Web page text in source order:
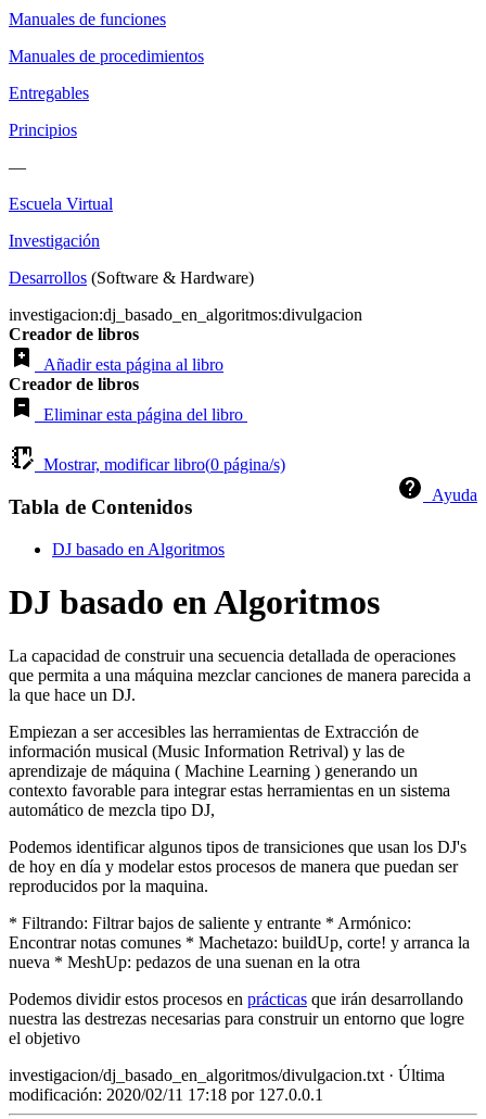
Manuales de funciones
Manuales de procedimientos
Entregables
Principios
—
Escuela Virtual
Investigación
Desarrollos (Software & Hardware)
investigacion:dj_basado_en_algoritmos:divulgacion
Creador de libros
Añadir esta página al libro
Creador de libros
Eliminar esta página del libro
Mostrar, modificar libro(0 página/s)
Ayuda
Tabla de Contenidos
DJ basado en Algoritmos
DJ basado en Algoritmos
La capacidad de construir una secuencia detallada de operaciones
que permita a una máquina mezclar canciones de manera parecida a
la que hace un DJ.
Empiezan a ser accesibles las herramientas de Extracción de
información musical (Music Information Retrival) y las de
aprendizaje de máquina ( Machine Learning ) generando un
contexto favorable para integrar estas herramientas en un sistema
automático de mezcla tipo DJ,
Podemos identificar algunos tipos de transiciones que usan los DJ's
de hoy en día y modelar estos procesos de manera que puedan ser
reproducidos por la maquina.
* Filtrando: Filtrar bajos de saliente y entrante * Armónico:
Encontrar notas comunes * Machetazo: buildUp, corte! y arranca la
nueva * MeshUp: pedazos de una suenan en la otra
Podemos dividir estos procesos en prácticas que irán desarrollando
nuestra las destrezas necesarias para construir un entorno que logre
el objetivo
investigacion/dj_basado_en_algoritmos/divulgacion.txt · Última
modificación: 2020/02/11 17:18 por 127.0.0.1